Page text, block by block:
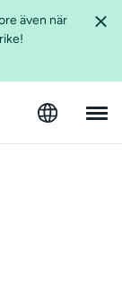
även när